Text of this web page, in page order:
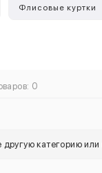
Флисовые куртки
0
другую категорию